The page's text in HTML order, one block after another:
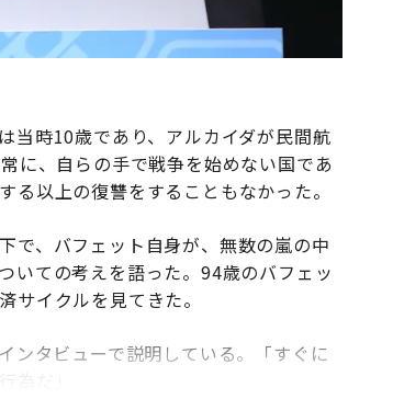
当時10歳であり、アルカイダが民間航
に、自らの手で戦争を始めない国であ
以上の復讐をすることもなかった。
で、バフェット自身が、無数の嵐の中
いての考えを語った。94歳のバフェッ
サイクルを見てきた。
ンタビューで説明している。「すぐに